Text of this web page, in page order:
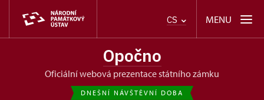
CS MENU
Opočno
oficiální webová prezentace státního zámku
DNEŠNÍ NÁVŠTĚVNÍ DOBA